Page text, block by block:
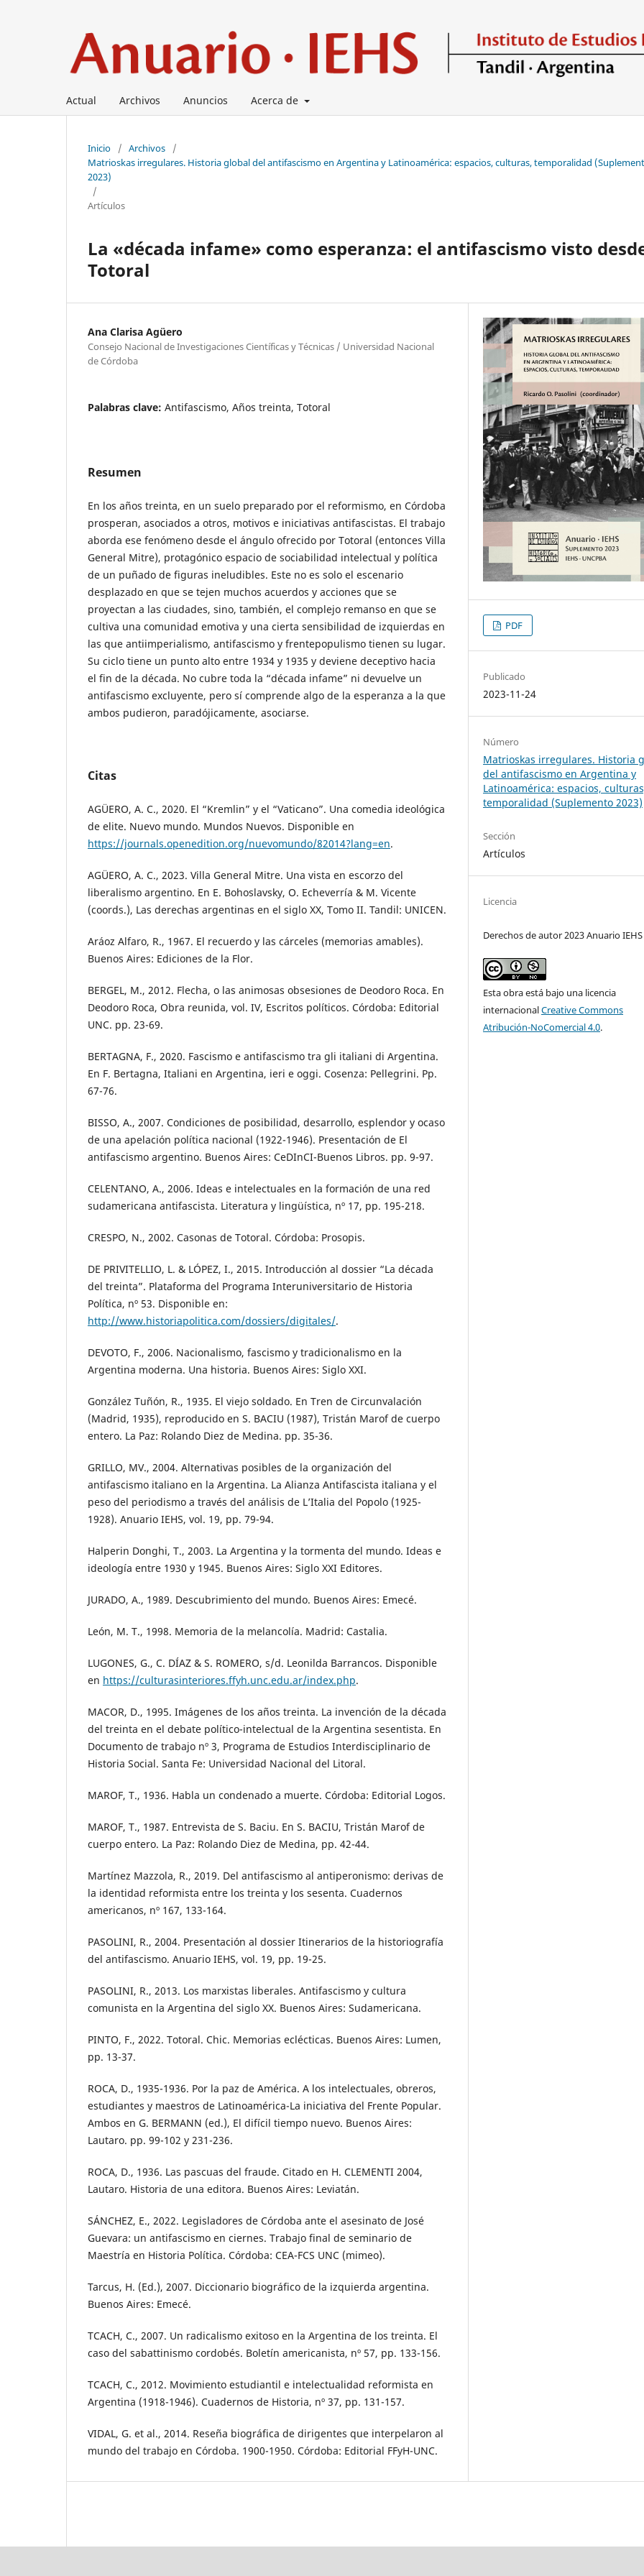
Actual Archivos Anuncios Acerca de
Inicio / Archivos
/
Matrioskas irregulares. Historia global del antifascismo en Argentina y Latinoamérica: espacios, culturas, temporalidad
2023)
/
Artículos
La «década infame» como esperanza: el antifascismo visto
Totoral
Ana Clarisa Agüero
Consejo Nacional de Investigaciones Científicas y Técnicas / Universidad Nacional
de Córdoba
Palabras clave: Antifascismo, Años treinta, Totoral
Resumen
En los años treinta, en un suelo preparado por el reformismo, en Córdoba
prosperan, asociados a otros, motivos e iniciativas antifascistas. El trabajo
aborda ese fenómeno desde el ángulo ofrecido por Totoral (entonces Villa
General Mitre), protagónico espacio de sociabilidad intelectual y política
de un puñado de figuras ineludibles. Este no es solo el escenario
desplazado en que se tejen muchos acuerdos y acciones que se
proyectan a las ciudades, sino, también, el complejo remanso en que se
cultiva una comunidad emotiva y una cierta sensibilidad de izquierdas en
las que antiimperialismo, antifascismo y frentepopulismo tienen su lugar.
Su ciclo tiene un punto alto entre 1934 y 1935 y deviene deceptivo hacia
el fin de la década. No cubre toda la “década infame” ni devuelve un
antifascismo excluyente, pero sí comprende algo de la esperanza a la que
ambos pudieron, paradójicamente, asociarse.
Citas
AGÜERO, A. C., 2020. El “Kremlin” y el “Vaticano”. Una comedia ideológica
de elite. Nuevo mundo. Mundos Nuevos. Disponible en
https://journals.openedition.org/nuevomundo/82014?lang=en.
AGÜERO, A. C., 2023. Villa General Mitre. Una vista en escorzo del
liberalismo argentino. En E. Bohoslavsky, O. Echeverría & M. Vicente
(coords.), Las derechas argentinas en el siglo XX, Tomo II. Tandil: UNICEN.
Aráoz Alfaro, R., 1967. El recuerdo y las cárceles (memorias amables).
Buenos Aires: Ediciones de la Flor.
BERGEL, M., 2012. Flecha, o las animosas obsesiones de Deodoro Roca. En
Deodoro Roca, Obra reunida, vol. IV, Escritos políticos. Córdoba: Editorial
UNC. pp. 23-69.
BERTAGNA, F., 2020. Fascismo e antifascismo tra gli italiani di Argentina.
En F. Bertagna, Italiani en Argentina, ieri e oggi. Cosenza: Pellegrini. Pp.
67-76.
BISSO, A., 2007. Condiciones de posibilidad, desarrollo, esplendor y ocaso
de una apelación política nacional (1922-1946). Presentación de El
antifascismo argentino. Buenos Aires: CeDInCI-Buenos Libros. pp. 9-97.
CELENTANO, A., 2006. Ideas e intelectuales en la formación de una red
sudamericana antifascista. Literatura y lingüística, nº 17, pp. 195-218.
CRESPO, N., 2002. Casonas de Totoral. Córdoba: Prosopis.
DE PRIVITELLIO, L. & LÓPEZ, I., 2015. Introducción al dossier “La década
del treinta”. Plataforma del Programa Interuniversitario de Historia
Política, nº 53. Disponible en:
http://www.historiapolitica.com/dossiers/digitales/.
DEVOTO, F., 2006. Nacionalismo, fascismo y tradicionalismo en la
Argentina moderna. Una historia. Buenos Aires: Siglo XXI.
González Tuñón, R., 1935. El viejo soldado. En Tren de Circunvalación
(Madrid, 1935), reproducido en S. BACIU (1987), Tristán Marof de cuerpo
entero. La Paz: Rolando Diez de Medina. pp. 35-36.
GRILLO, MV., 2004. Alternativas posibles de la organización del
antifascismo italiano en la Argentina. La Alianza Antifascista italiana y el
peso del periodismo a través del análisis de L’Italia del Popolo (1925-
1928). Anuario IEHS, vol. 19, pp. 79-94.
Halperin Donghi, T., 2003. La Argentina y la tormenta del mundo. Ideas e
ideología entre 1930 y 1945. Buenos Aires: Siglo XXI Editores.
JURADO, A., 1989. Descubrimiento del mundo. Buenos Aires: Emecé.
León, M. T., 1998. Memoria de la melancolía. Madrid: Castalia.
LUGONES, G., C. DÍAZ & S. ROMERO, s/d. Leonilda Barrancos. Disponible
en https://culturasinteriores.ffyh.unc.edu.ar/index.php.
MACOR, D., 1995. Imágenes de los años treinta. La invención de la década
del treinta en el debate político-intelectual de la Argentina sesentista. En
Documento de trabajo nº 3, Programa de Estudios Interdisciplinario de
Historia Social. Santa Fe: Universidad Nacional del Litoral.
MAROF, T., 1936. Habla un condenado a muerte. Córdoba: Editorial Logos.
MAROF, T., 1987. Entrevista de S. Baciu. En S. BACIU, Tristán Marof de
cuerpo entero. La Paz: Rolando Diez de Medina, pp. 42-44.
Martínez Mazzola, R., 2019. Del antifascismo al antiperonismo: derivas de
la identidad reformista entre los treinta y los sesenta. Cuadernos
americanos, nº 167, 133-164.
PASOLINI, R., 2004. Presentación al dossier Itinerarios de la historiografía
del antifascismo. Anuario IEHS, vol. 19, pp. 19-25.
PASOLINI, R., 2013. Los marxistas liberales. Antifascismo y cultura
comunista en la Argentina del siglo XX. Buenos Aires: Sudamericana.
PINTO, F., 2022. Totoral. Chic. Memorias eclécticas. Buenos Aires: Lumen,
pp. 13-37.
ROCA, D., 1935-1936. Por la paz de América. A los intelectuales, obreros,
estudiantes y maestros de Latinoamérica-La iniciativa del Frente Popular.
Ambos en G. BERMANN (ed.), El difícil tiempo nuevo. Buenos Aires:
Lautaro. pp. 99-102 y 231-236.
ROCA, D., 1936. Las pascuas del fraude. Citado en H. CLEMENTI 2004,
Lautaro. Historia de una editora. Buenos Aires: Leviatán.
SÁNCHEZ, E., 2022. Legisladores de Córdoba ante el asesinato de José
Guevara: un antifascismo en ciernes. Trabajo final de seminario de
Maestría en Historia Política. Córdoba: CEA-FCS UNC (mimeo).
Tarcus, H. (Ed.), 2007. Diccionario biográfico de la izquierda argentina.
Buenos Aires: Emecé.
TCACH, C., 2007. Un radicalismo exitoso en la Argentina de los treinta. El
caso del sabattinismo cordobés. Boletín americanista, nº 57, pp. 133-156.
TCACH, C., 2012. Movimiento estudiantil e intelectualidad reformista en
Argentina (1918-1946). Cuadernos de Historia, nº 37, pp. 131-157.
VIDAL, G. et al., 2014. Reseña biográfica de dirigentes que interpelaron al
mundo del trabajo en Córdoba. 1900-1950. Córdoba: Editorial FFyH-UNC.
PDF
Publicado
2023-11-24
Número
Matrioskas irregulares. Historia
del antifascismo en Argentina y
Latinoamérica: espacios,
temporalidad (Suplemento 2023)
Sección
Artículos
Licencia
Derechos de autor 2023 Anuario IEHS
Esta obra está bajo una licencia
internacionalCreative Commons
Atribución-NoComercial 4.0.